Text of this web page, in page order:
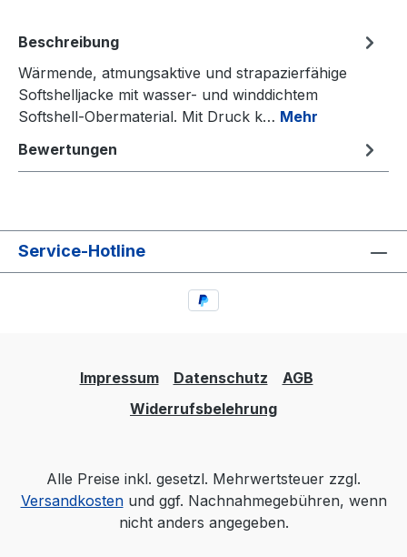
Beschreibung
Wärmende, atmungsaktive und strapazierfähige
Softshelljacke mit wasser- und winddichtem
Softshell-Obermaterial. Mit Druck k… Mehr
Bewertungen
Service-Hotline
Impressum Datenschutz
AGB
Widerrufsbelehrung
Alle Preise inkl. gesetzl. Mehrwertsteuer zzgl.
Versandkostenund ggf. Nachnahmegebühren, wenn
nicht anders angegeben.